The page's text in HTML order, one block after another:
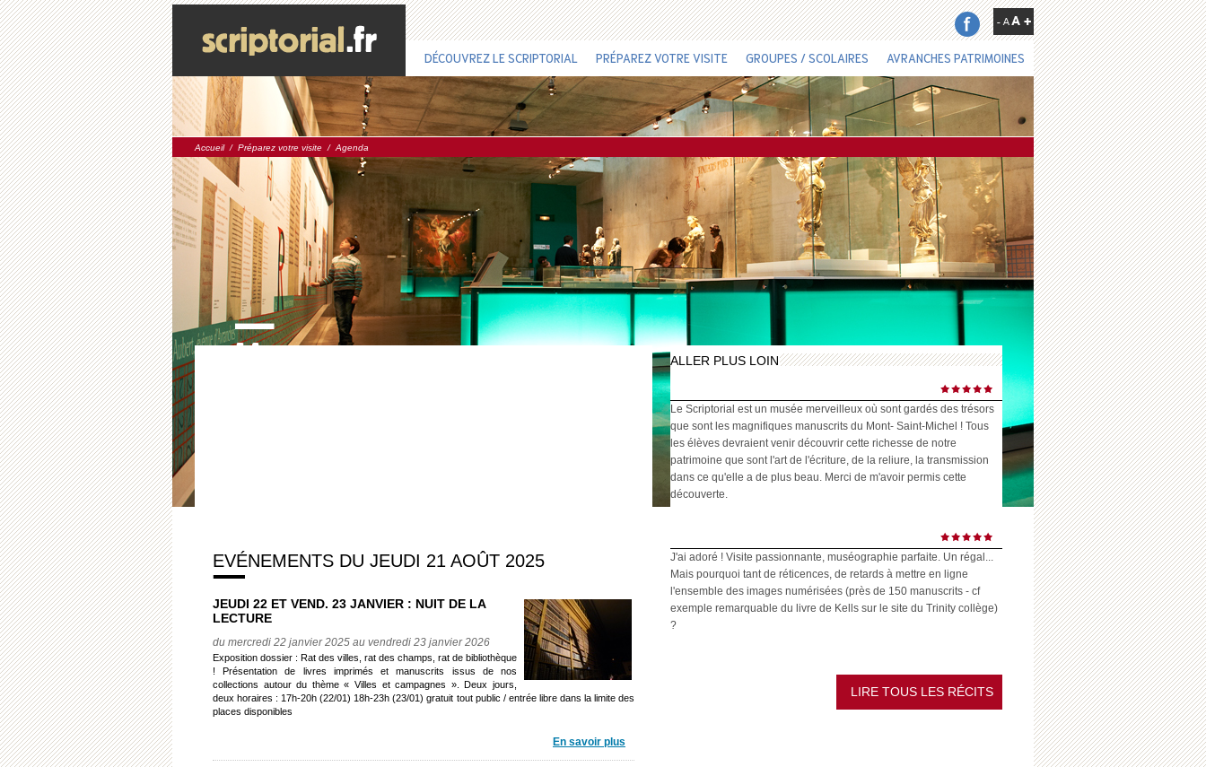
DÉCOUVREZ LE SCRIPTORIAL PRÉPAREZ VOTRE VISITE GROUPES / SCOLAIRES AVRANCHES PATRIMOINES
Accueil/ Préparez votre visite / Agenda
EVÉNEMENTS DU JEUDI 21 AOÛT 2025
JEUDI 22 ET VEND. 23 JANVIER : NUIT DE LA
LECTURE
du mercredi 22 janvier 2025 au vendredi 23 janvier 2026
Exposition dossier : Rat des villes, rat des champs, rat de bibliothèque
! Présentation de livres imprimés et manuscrits issus de nos
collections autour du thème « Villes et campagnes ». Deux jours,
deux horaires : 17h-20h (22/01) 18h-23h (23/01) gratuit tout public / entrée libre dans la limite des
places disponibles
En savoir plus
ALLER PLUS LOIN
Le Scriptorial est un musée merveilleux où sont gardés des trésors
que sont les magnifiques manuscrits du Mont- Saint-Michel ! Tous
les élèves devraient venir découvrir cette richesse de notre
patrimoine que sont l'art de l'écriture, de la reliure, la transmission
dans ce qu'elle a de plus beau. Merci de m'avoir permis cette
découverte.
J'ai adoré ! Visite passionnante, muséographie parfaite. Un régal...
Mais pourquoi tant de réticences, de retards à mettre en ligne
l'ensemble des images numérisées (près de 150 manuscrits - cf
exemple remarquable du livre de Kells sur le site du Trinity collège)
?
LIRE TOUS LES RÉCITS